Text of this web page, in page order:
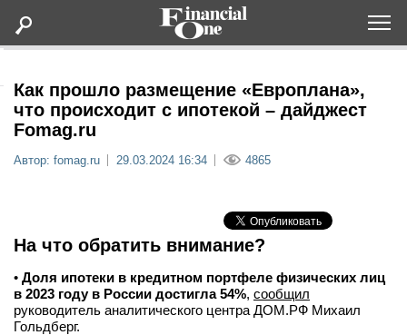
Статьи
Мероприятия
Новости
Как прошло размещение «Европлана»,
что происходит с ипотекой – дайджест
Fomag.ru
Автор: fomag.ru 29.03.2024 16:34 4865
На что обратить внимание?
• Доля ипотеки в кредитном портфеле физических лиц
в 2023 году в России достигла 54%, сообщил
руководитель аналитического центра ДОМ.РФ Михаил
Гольдберг.